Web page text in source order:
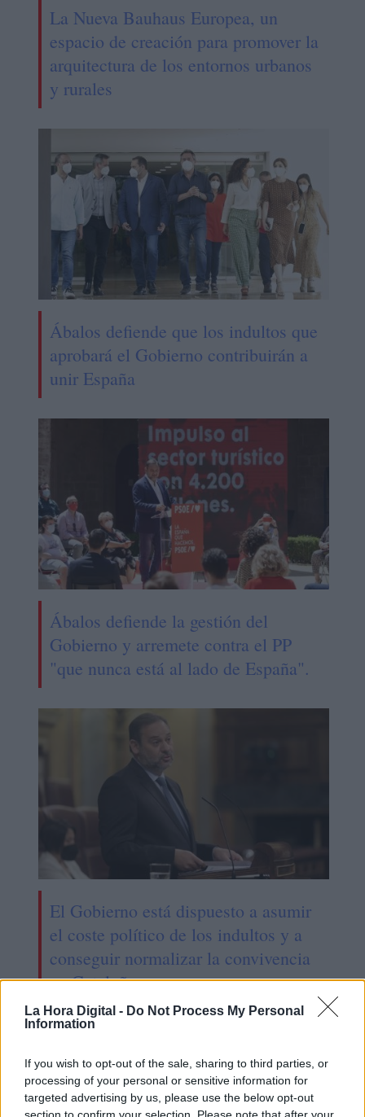
La Hora Digital - Do Not Process My Personal
Information
If you wish to opt-out of the sale, sharing to third parties, or
processing of your personal or sensitive information for
targeted advertising by us, please use the below opt-out
La Nueva Bauhaus Europea, un
espacio de creación para promover la
arquitectura de los entornos urbanos
y rurales
Ábalos defiende que los indultos que
aprobará el Gobierno contribuirán a
unir España
Ábalos defiende la gestión del
Gobierno y arremete contra el PP
"que nunca está al lado de España".
El Gobierno está dispuesto a asumir
el coste político de los indultos y a
conseguir normalizar la convivencia
en Cataluña
¿La ciudadanía de Occidente